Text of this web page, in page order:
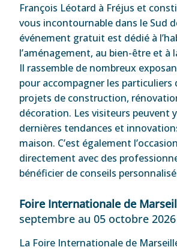
François Léotard à Fréjus et
vous incontournable dans le Sud
événement gratuit est dédié à
l’aménagement, au bien-être et à
Il rassemble de nombreux
pour accompagner les particuliers
projets de construction,
décoration. Les visiteurs peuvent
dernières tendances et
maison. C’est également
directement avec des
bénéficier de conseils
Foire Internationale de
septembre au 05 octobre 2026
La Foire Internationale de